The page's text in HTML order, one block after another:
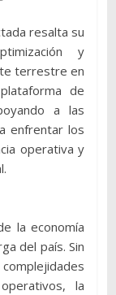
resalta su
y
terrestre en
de
a las
enfrentar los
operativa y
la economía
del país. Sin
la